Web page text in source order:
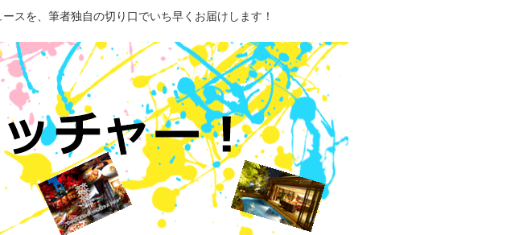
スを、筆者独自の切り口でいち早くお届けします！